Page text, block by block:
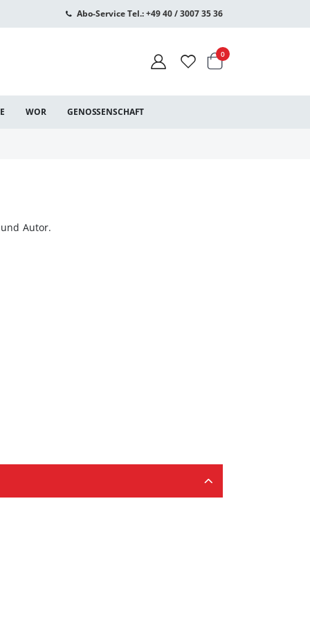
Abo-Service Tel.: +49 40 / 3007 35 36
Warenkorb
0Artikel
WOR GENOSSENSCHAFT
Autor.